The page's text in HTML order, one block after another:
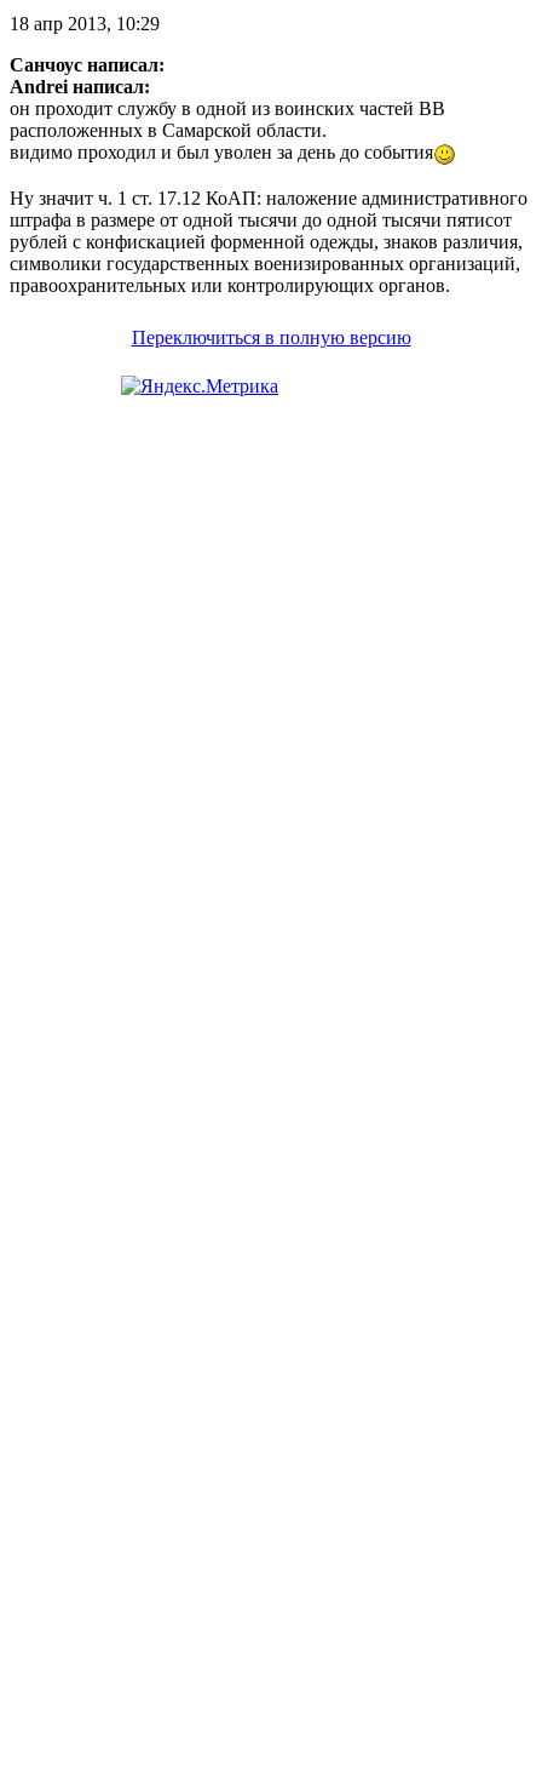
18 апр 2013, 10:29
Санчоус написал:
Andrei написал:
он проходит службу в одной из воинских частей ВВ
расположенных в Самарской области.
видимо проходил и был уволен за день до события
Ну значит ч. 1 ст. 17.12 КоАП: наложение административного
штрафа в размере от одной тысячи до одной тысячи пятисот
рублей с конфискацией форменной одежды, знаков различия,
символики государственных военизированных организаций,
правоохранительных или контролирующих органов.
Переключиться в полную версию